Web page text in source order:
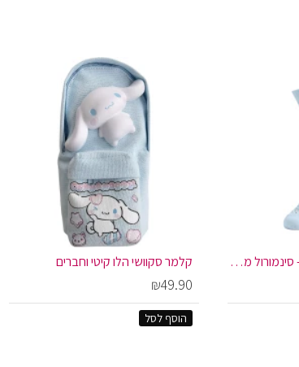
גרביים מעוצבים לילדים - סינמורול מיקס
קלמר סקוושי הלו קיטי וחברים
₪49.90
הוסף לסל